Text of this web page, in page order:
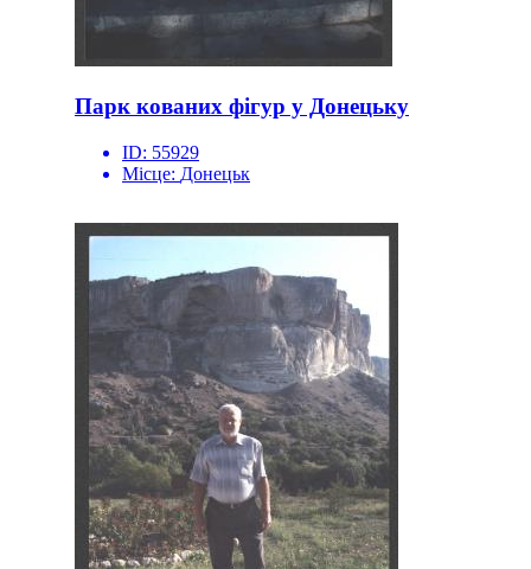
Парк кованих фігур у Донецьку
ID: 55929
Місце: Донецьк